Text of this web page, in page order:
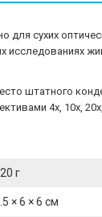
для сухих
штатного
4х, 10х,
г
× 6 × 6 см